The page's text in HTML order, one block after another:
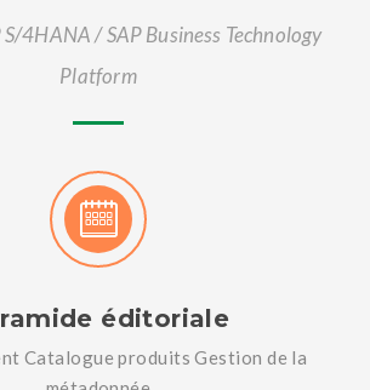
S/4HANA / SAP Business Technology
Platform
éditoriale
Catalogue produits Gestion de la